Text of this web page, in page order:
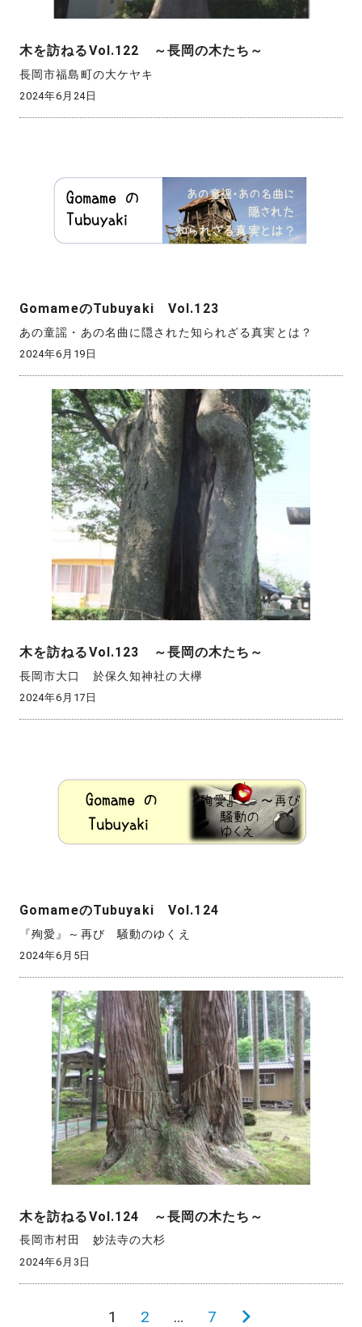
木を訪ねるVol.122 ～長岡の木たち～
長岡市福島町の大ケヤキ
2024年6月24日
GomameのTubuyaki Vol.123
あの童謡・あの名曲に隠された知られざる真実とは？
2024年6月19日
木を訪ねるVol.123 ～長岡の木たち～
長岡市大口 於保久知神社の大欅
2024年6月17日
GomameのTubuyaki Vol.124
『殉愛』～再び 騒動のゆくえ
2024年6月5日
木を訪ねるVol.124 ～長岡の木たち～
長岡市村田 妙法寺の大杉
2024年6月3日
1 2 … 7
次